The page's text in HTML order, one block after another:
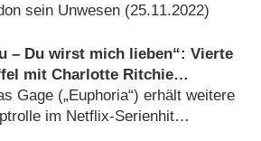
sein Unwesen (25.11.2022)
– Du wirst mich lieben“: Vierte
mit Charlotte Ritchie
und weiteren
Gage („Euphoria“) erhält weitere
im Netflix-Serienhit